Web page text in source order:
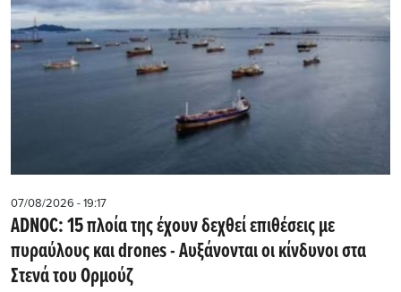
07/08/2026 - 19:17
ADNOC: 15 πλοία της έχουν δεχθεί επιθέσεις με
πυραύλους και drones - Aυξάνονται οι κίνδυνοι στα
Στενά του Ορμούζ